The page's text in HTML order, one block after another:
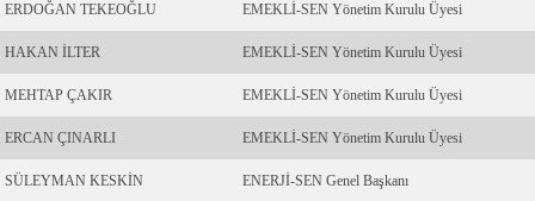
ERDOĞAN TEKEOĞLU EMEKLİ-SEN Yönetim Kurulu Üyesi
HAKAN İLTER EMEKLİ-SEN Yönetim Kurulu Üyesi
MEHTAP ÇAKIR EMEKLİ-SEN Yönetim Kurulu Üyesi
ERCAN ÇINARLI EMEKLİ-SEN Yönetim Kurulu Üyesi
SÜLEYMAN KESKİN ENERJİ-SEN Genel Başkanı